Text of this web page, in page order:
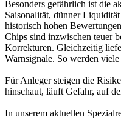
Besonders gefährlich ist die
Saisonalität, dünner
historisch hohen
Chips sind inzwischen teuer
Korrekturen. Gleichzeitig
Warnsignale. So werden
Für Anleger steigen die
hinschaut, läuft Gefahr, auf
In unserem aktuellen